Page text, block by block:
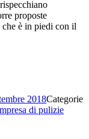
proposte
è in piedi con il
2018Categorie
di pulizie